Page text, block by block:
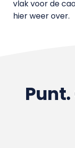
vlak voor de
hier weer over.